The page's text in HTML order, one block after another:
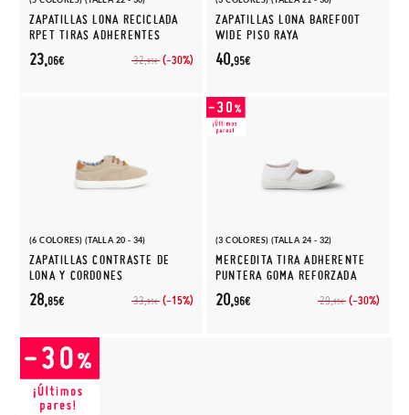
ZAPATILLAS LONA RECICLADA
RPET TIRAS ADHERENTES
32,95€ (-30%)
23,06€
ZAPATILLAS LONA BAREFOOT
WIDE PISO RAYA
40,95€
(6 COLORES) (TALLA 20 - 34)
ZAPATILLAS CONTRASTE DE
LONA Y CORDONES
33,95€ (-15%)
28,85€
(3 COLORES) (TALLA 24 - 32)
MERCEDITA TIRA ADHERENTE
PUNTERA GOMA REFORZADA
29,95€ (-30%)
20,96€